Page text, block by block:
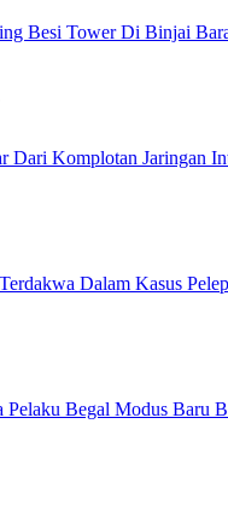
Besi Tower Di Binjai
Dari Komplotan Jaringan
Dalam Kasus
Pelaku Begal Modus Baru